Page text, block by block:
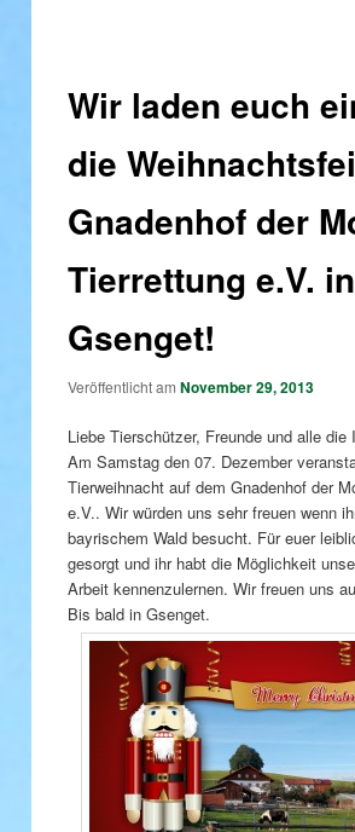
Wir laden euch
die
Gnadenhof der
Tierrettung e.V. in
Gsenget!
Veröffentlicht amNovember 29, 2013
Liebe Tierschützer, Freunde und alle die
Am Samstag den 07. Dezember
Tierweihnacht auf dem Gnadenhof der
e.V.. Wir würden uns sehr freuen wenn
bayrischem Wald besucht. Für euer
gesorgt und ihr habt die Möglichkeit
Arbeit kennenzulernen. Wir freuen uns
Bis bald in Gsenget.